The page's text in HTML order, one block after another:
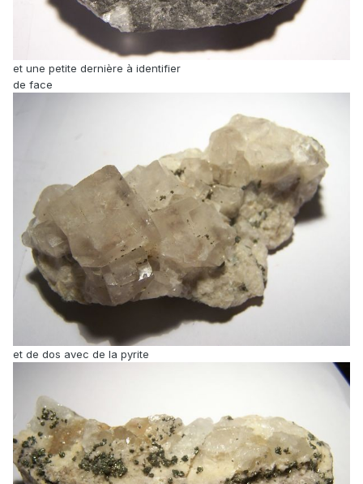
et une petite dernière à identifier
de face
et de dos avec de la pyrite